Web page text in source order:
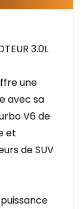
3.0L
une
avec sa
V6 de
et
de SUV